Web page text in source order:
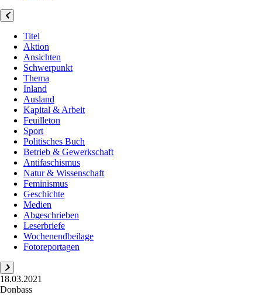
Titel
Aktion
Ansichten
Schwerpunkt
Thema
Inland
Ausland
Kapital & Arbeit
Feuilleton
Sport
Politisches Buch
Betrieb & Gewerkschaft
Antifaschismus
Natur & Wissenschaft
Feminismus
Geschichte
Medien
Abgeschrieben
Leserbriefe
Wochenendbeilage
Fotoreportagen
18.03.2021
Donbass